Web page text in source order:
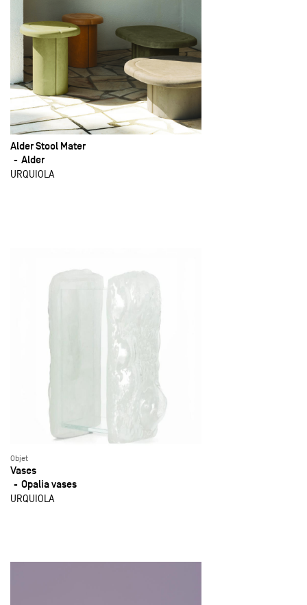
Alder Stool Mater
Alder
URQUIOLA
Objet
Vases
Opalia vases
URQUIOLA